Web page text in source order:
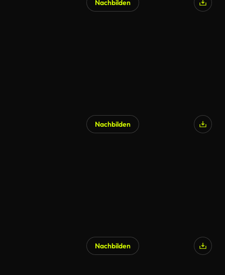
Nachbilden
Nachbilden
Nachbilden